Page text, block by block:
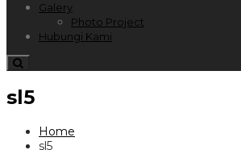
Galery
Photo Project
Hubungi Kami
sl5
Home
sl5